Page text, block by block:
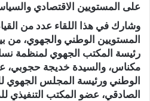
على المستويين الاقتصادي
وشارك في هذا اللقاء عدد من
المستويين الوطني والجهوي، من
رئيسة المكتب الجهوي لمنظمة
مكناس، والسيدة خديجة حجوبي،
الوطني ورئيسة المجلس الجهوي
الصادقي، عضو المكتب التنفيذي